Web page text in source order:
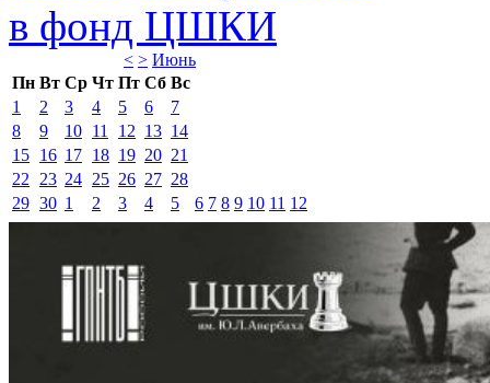
в фонд ЦШКИ
< > Июнь
Пн Вт Ср Чт Пт Сб Вс
1
2 3 4 5 6
7
8
9 10 11 12 13 14
15 16 17 18 19 20 21
22
23 24 25 26 27 28
29 30 1 2 3 4 5 6 7 8 9 10 11 12